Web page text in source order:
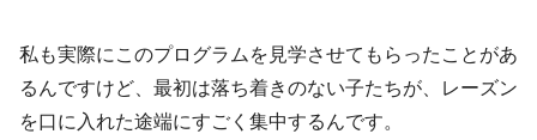
私も実際にこのプログラムを見学させてもらったことがあ
るんですけど、最初は落ち着きのない子たちが、レーズン
を口に入れた途端にすごく集中するんです。